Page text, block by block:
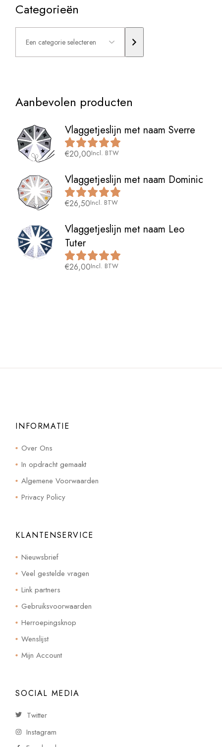
Categorieën
Een
categorie
selecteren
Aanbevolen producten
Vlaggetjeslijn met naam Sverre
€20,00Incl. BTW
Vlaggetjeslijn met naam Dominic
€26,50Incl. BTW
Vlaggetjeslijn met naam Leo
Tuter
€26,00Incl. BTW
INFORMATIE
Over Ons
In opdracht gemaakt
Algemene Voorwaarden
Privacy Policy
KLANTENSERVICE
Nieuwsbrief
Veel gestelde vragen
Link partners
Gebruiksvoorwaarden
Herroepingsknop
Wenslijst
Mijn Account
SOCIAL MEDIA
Twitter
Instagram